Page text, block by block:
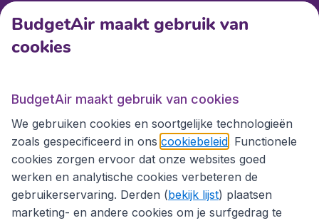
Internationale sites
Internationale sites
BudgetAir maakt gebruik van
cookies
BudgetAir maakt gebruik van cookies
We gebruiken cookies en soortgelijke technologieën
zoals gespecificeerd in ons cookiebeleid . Functionele
cookies zorgen ervoor dat onze websites goed
werken en analytische cookies verbeteren de
gebruikerservaring. Derden (bekijk lijst) plaatsen
marketing- en andere cookies om je surfgedrag te